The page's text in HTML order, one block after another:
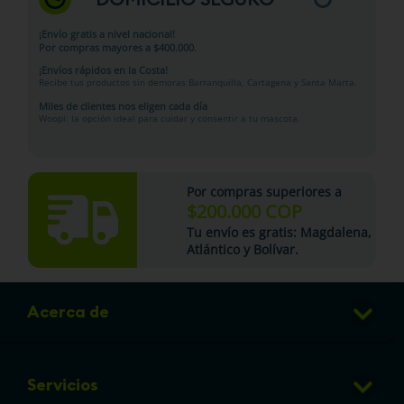
¡Envío gratis a nivel nacional!
Por compras mayores a $400.000.
¡Envíos rápidos en la Costa!
Recibe tus productos sin demoras Barranquilla, Cartagena y Santa Marta.
Miles de clientes nos eligen cada día
Woopi: la opción ideal para cuidar y consentir a tu mascota.
Por compras superiores a
$200.000 COP
Tu envío es gratis: Magdalena,
Atlántico y Bolívar.
Acerca de
Club de Puntos
Servicios